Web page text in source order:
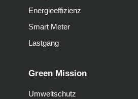
Energieeffizienz
Smart Meter
Lastgang
Green Mission
Umweltschutz